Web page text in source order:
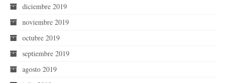
diciembre 2019
noviembre 2019
octubre 2019
septiembre 2019
agosto 2019